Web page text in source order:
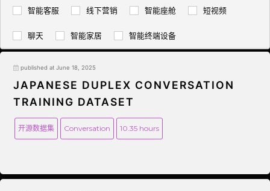
智能客服 线下营销 智能座舱 短视频
聊天 智能家居 智能终端设备
published at June 18, 2025
JAPANESE DUPLEX CONVERSATION
TRAINING DATASET
开源数据集 Conversation 10.35 hours